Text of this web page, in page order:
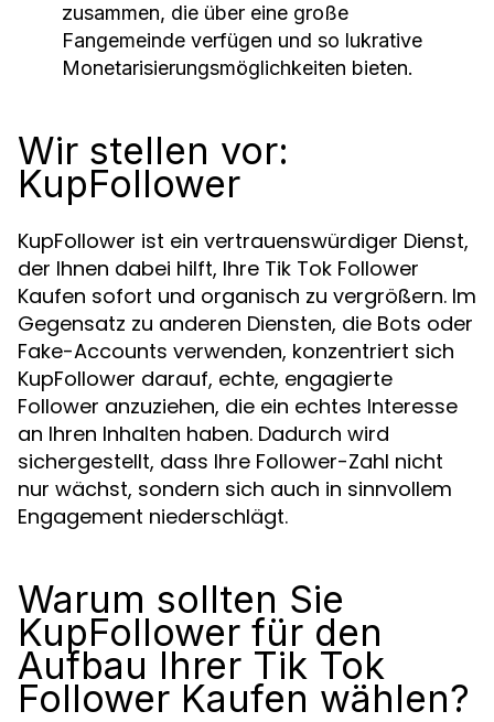
zusammen, die über eine große
Fangemeinde verfügen und so lukrative
Monetarisierungsmöglichkeiten bieten.
Wir stellen vor:
KupFollower
KupFollower ist ein vertrauenswürdiger Dienst,
der Ihnen dabei hilft, Ihre Tik Tok Follower
Kaufen sofort und organisch zu vergrößern. Im
Gegensatz zu anderen Diensten, die Bots oder
Fake-Accounts verwenden, konzentriert sich
KupFollower darauf, echte, engagierte
Follower anzuziehen, die ein echtes Interesse
an Ihren Inhalten haben. Dadurch wird
sichergestellt, dass Ihre Follower-Zahl nicht
nur wächst, sondern sich auch in sinnvollem
Engagement niederschlägt.
Warum sollten Sie
KupFollower für den
Aufbau Ihrer Tik Tok
Follower Kaufen wählen?